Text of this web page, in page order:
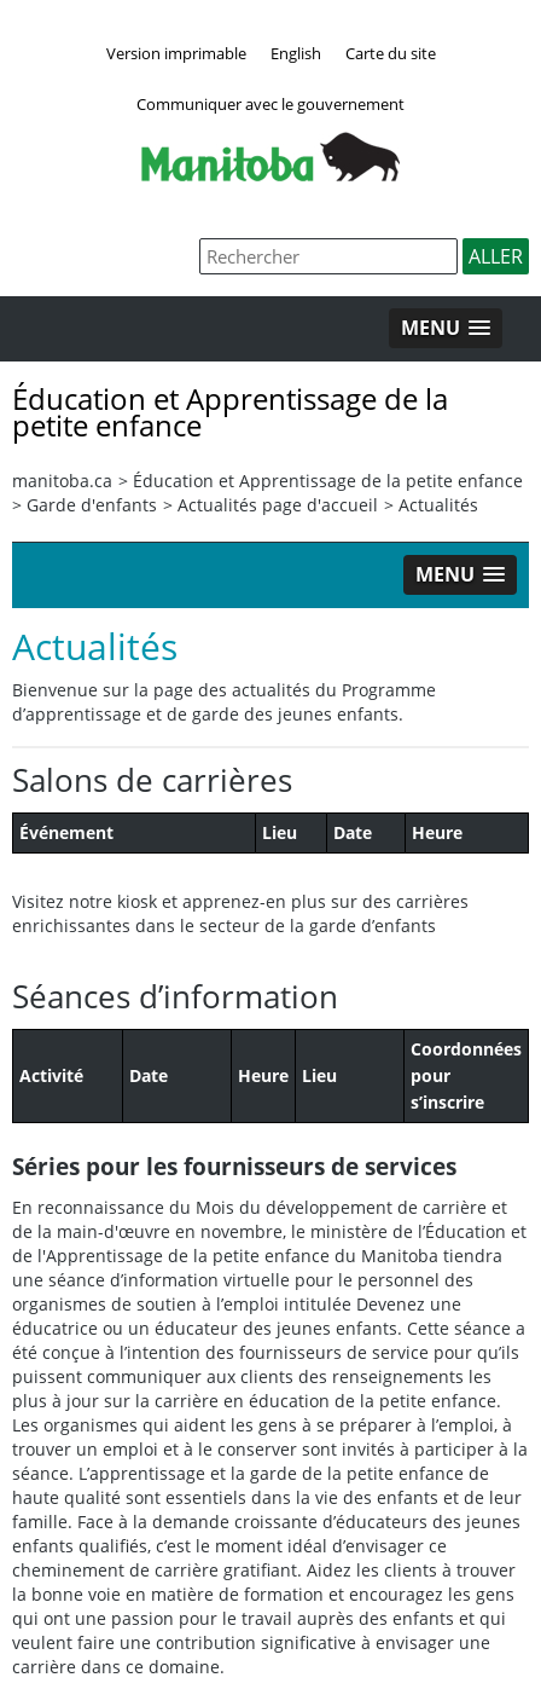
Version imprimable English Carte du site
Communiquer avec le gouvernement
MENU
Éducation et Apprentissage de la
petite enfance
manitoba.ca > Éducation et Apprentissage de la petite enfance
> Garde d'enfants > Actualités page d'accueil > Actualités
MENU
Actualités
Bienvenue sur la page des actualités du Programme
d’apprentissage et de garde des jeunes enfants.
Salons de carrières
Événement Lieu Date Heure
Visitez notre kiosk et apprenez-en plus sur des carrières
enrichissantes dans le secteur de la garde d’enfants
Séances d’information
Activité Date Heure Lieu
Coordonnées
pour
s’inscrire
Séries pour les fournisseurs de services
En reconnaissance du Mois du développement de carrière et
de la main-d'œuvre en novembre, le ministère de l’Éducation et
de l'Apprentissage de la petite enfance du Manitoba tiendra
une séance d’information virtuelle pour le personnel des
organismes de soutien à l’emploi intitulée Devenez une
éducatrice ou un éducateur des jeunes enfants. Cette séance a
été conçue à l’intention des fournisseurs de service pour qu’ils
puissent communiquer aux clients des renseignements les
plus à jour sur la carrière en éducation de la petite enfance.
Les organismes qui aident les gens à se préparer à l’emploi, à
trouver un emploi et à le conserver sont invités à participer à la
séance. L’apprentissage et la garde de la petite enfance de
haute qualité sont essentiels dans la vie des enfants et de leur
famille. Face à la demande croissante d’éducateurs des jeunes
enfants qualifiés, c’est le moment idéal d’envisager ce
cheminement de carrière gratifiant. Aidez les clients à trouver
la bonne voie en matière de formation et encouragez les gens
qui ont une passion pour le travail auprès des enfants et qui
veulent faire une contribution significative à envisager une
carrière dans ce domaine.